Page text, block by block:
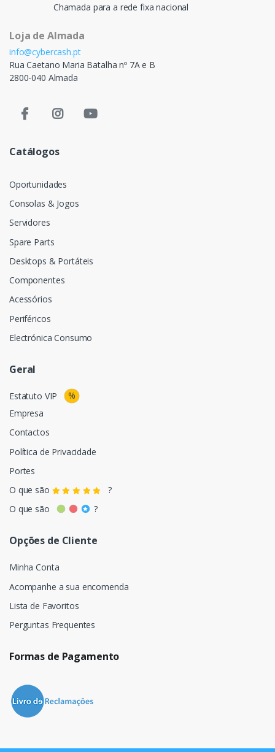
Chamada para a rede fixa nacional
Loja de Almada
info@cybercash.pt
Rua Caetano Maria Batalha nº 7A e B
2800-040 Almada
Catálogos
Oportunidades
Consolas & Jogos
Servidores
Spare Parts
Desktops & Portáteis
Componentes
Acessórios
Periféricos
Electrónica Consumo
Geral
Estatuto VIP
%
Empresa
Contactos
Política de Privacidade
Portes
O que são
?
O que são
?
Opções de Cliente
Minha Conta
Acompanhe a sua encomenda
Lista de Favoritos
Perguntas Frequentes
Formas de Pagamento